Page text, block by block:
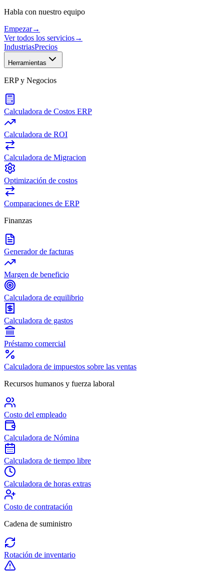
Habla con nuestro equipo
Empezar→
Ver todos los servicios→
IndustriasPrecios
Herramientas
ERP y Negocios
Calculadora de Costos ERP
Calculadora de ROI
Calculadora de Migracion
Optimización de costos
Comparaciones de ERP
Finanzas
Generador de facturas
Margen de beneficio
Calculadora de equilibrio
Calculadora de gastos
Préstamo comercial
Calculadora de impuestos sobre las ventas
Recursos humanos y fuerza laboral
Costo del empleado
Calculadora de Nómina
Calculadora de tiempo libre
Calculadora de horas extras
Costo de contratación
Cadena de suministro
Rotación de inventario